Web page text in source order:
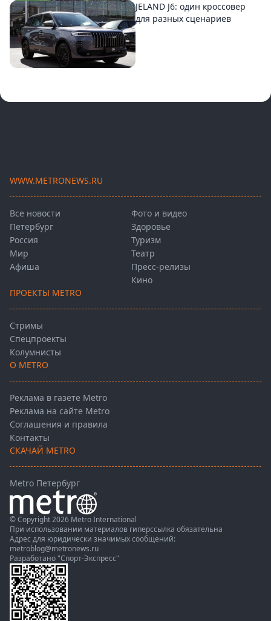
JELAND J6: один кроссовер
для разных сценариев
WWW.METRONEWS.RU
Все новости
Петербург
Россия
Мир
Афиша
Фото и видео
Здоровье
Туризм
Театр
Пресс-релизы
Кино
ПРОЕКТЫ METRO
Стримы
Спецпроекты
Колумнисты
О METRO
Реклама в газете Metro
Реклама на сайте Metro
Соглашения и правила
Контакты
СКАЧАЙ METRO
Metro Петербург
© Copyright 2026 Metro International
При использовании материалов гиперссылка обязательна
Адрес для юридически значимых сообщений:
metroblog@metronews.ru
Разработано "Спорт-Экспресс"